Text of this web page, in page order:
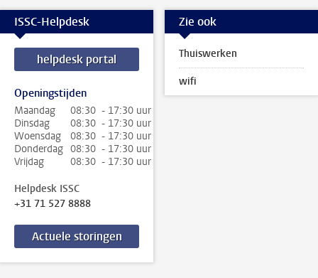
ISSC-Helpdesk
helpdesk portal
Openingstijden
Maandag
08:30 - 17:30 uur
Dinsdag
08:30 - 17:30 uur
Woensdag
08:30 - 17:30 uur
Donderdag 08:30 - 17:30 uur
Vrijdag
08:30 - 17:30 uur
Helpdesk ISSC
+31 71 527 8888
Actuele storingen
Zie ook
Thuiswerken
wifi